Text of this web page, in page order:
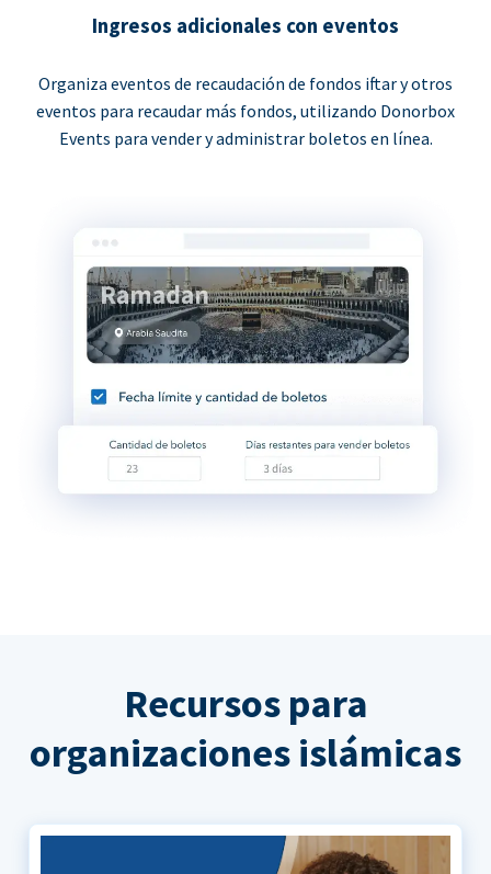
Ingresos adicionales con eventos
Organiza eventos de recaudación de fondos iftar y otros
eventos para recaudar más fondos, utilizando Donorbox
Events para vender y administrar boletos en línea.
Recursos para
organizaciones islámicas